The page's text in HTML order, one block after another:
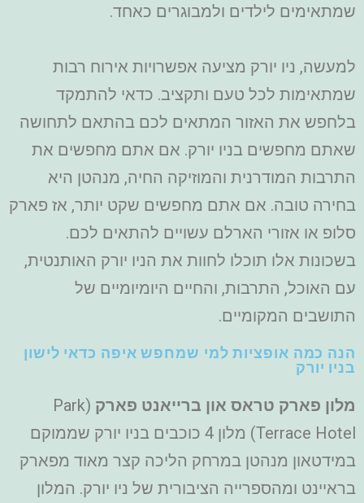
שמתאימים לילדים ולמבוגרים כאחד.
למעשה, ניו יורק מציעה אפשרויות אירוח רבות
שמתאימות לכל טעם ותקציב. כדאי להתמקד
בלחפש את האזור המתאים לכם בהתאם לתחושה
שאתם מחפשים בניו יורק. אם אתם מחפשים את
התרבות המודרנית והמוזיקה החיה, מנהטן היא
בחירה טובה. אם אתם מחפשים שקט יותר, אז פארק
סלופ או אזורי הארלם עשויים להתאים לכם.
בשכונות אלו תוכלו לחוות את הניו יורק האותנטית,
עם האוכל, התרבות, והחיים היומיומיים של
התושבים המקומיים.
הנה כמה אופציות למי שמחפש איפה כדאי לישון
בניו יורק
מלון פארק טראס און ברייאנט פארק (Park
Terrace Hotel) מלון 4 כוכבים בניו יורק שממוקם
במידטאון מנהטן במרחק הליכה קצר מאוד מפארק
בראיינט ומהספרייה הציבורית של ניו יורק. המלון